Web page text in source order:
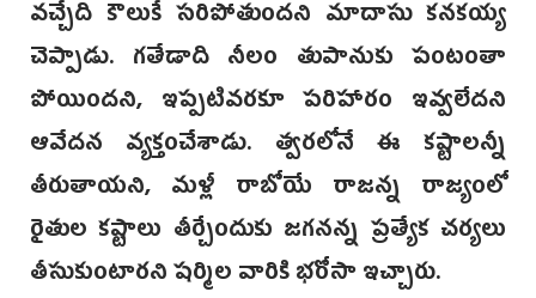
వచ్చేది కౌలుకే సరిపోతుందని మాదాసు కనకయ్య
చెప్పాడు. గతేడాది నీలం తుపానుకు పంటంతా
పోయిందని, ఇప్పటివరకూ పరిహారం ఇవ్వలేదని
ఆవేదన వ్యక్తంచేశాడు. త్వరలోనే ఈ కష్టాలన్నీ
తీరుతాయని, మళ్లీ రాబోయే రాజన్న రాజ్యంలో
రైతుల కష్టాలు తీర్చేందుకు జగనన్న ప్రత్యేక చర్యలు
తీసుకుంటారని షర్మిల వారికి భరోసా ఇచ్చారు.